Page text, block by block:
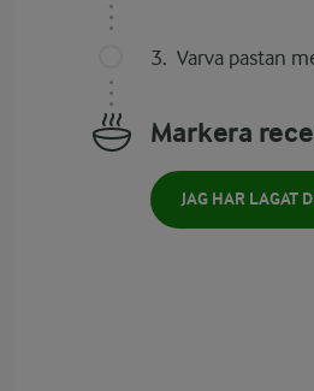
Varva pastan
Markera
JAG HAR LAGAT